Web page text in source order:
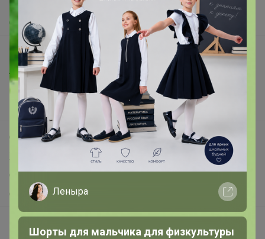
Помощь
О нас
Все предложения
Анонсы
Новости
Поддержка альпак
Самое выгодное
Самое желанное
Самое быстрое
Начать зарабатывать с 24-ok
Леныра
Шорты для мальчика для физкультуры